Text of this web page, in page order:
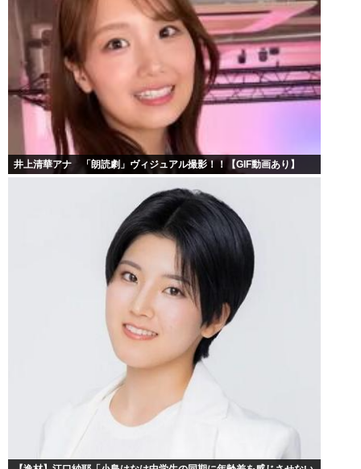
井上清華アナ 「朗読劇」ヴィジュアル撮影！！【GIF動画あり】